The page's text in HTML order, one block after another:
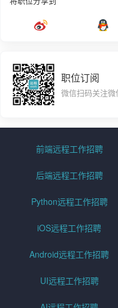
职位订阅
微信扫码关注微
前端远程工作招聘
后端远程工作招聘
Python远程工作招聘
iOS远程工作招聘
Android远程工作招聘
UI远程工作招聘